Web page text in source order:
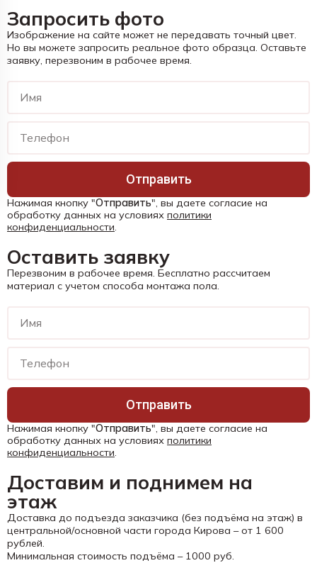
Запросить фото
Изображение на сайте может не передавать точный цвет.
Но вы можете запросить реальное фото образца. Оставьте
заявку, перезвоним в рабочее время.
Отправить
Нажимая кнопку "Отправить", вы даете согласие на
обработку данных на условиях политики
конфиденциальности.
Оставить заявку
Перезвоним в рабочее время. Бесплатно рассчитаем
материал с учетом способа монтажа пола.
Отправить
Нажимая кнопку "Отправить", вы даете согласие на
обработку данных на условиях политики
конфиденциальности.
Доставим и поднимем на
этаж
Доставка до подъезда заказчика (без подъёма на этаж) в
центральной/основной части города Кирова – от 1 600
рублей.
Минимальная стоимость подъёма – 1000 руб.